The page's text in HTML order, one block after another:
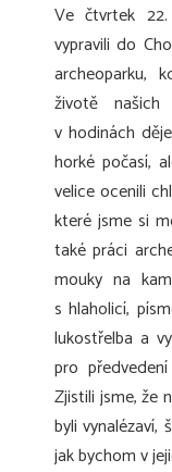
Ve čtvrtek
vypravili do
archeoparku,
životě
v hodinách
horké počasí,
velice ocenili
které jsme si
také práci
mouky na
s hlaholicí,
lukostřelba a
pro
Zjistili jsme, že
byli vynalézaví,
jak bychom v